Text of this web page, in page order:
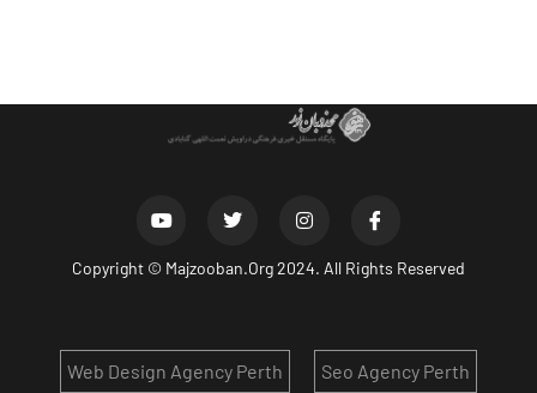
Copyright © Majzooban.Org2024. All Rights Reserved
Seo Agency Perth
Web Design Agency Perth